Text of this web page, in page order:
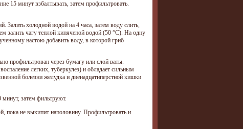
15 минут взбалтывать, затем профильтровать.
Залить холодной водой на 4 часа, затем воду слить,
залить чагу теплой кипяченой водой (50 °C). На одну
настою добавить воду, в которой гриб
профильтрован через бумагу или слой ваты.
легких, туберкулез) и обладает сильным
болезни желудка и двенадцатиперстной кишки
затем фильтруют.
пока не выкипит наполовину. Профильтровать и